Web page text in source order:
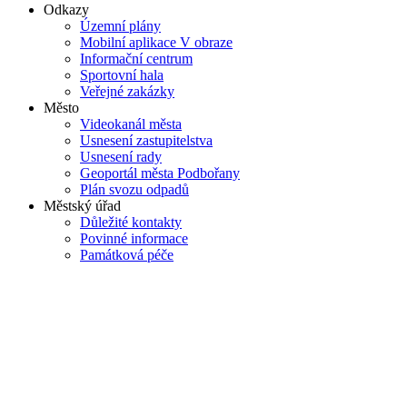
Odkazy
Územní plány
Mobilní aplikace V obraze
Informační centrum
Sportovní hala
Veřejné zakázky
Město
Videokanál města
Usnesení zastupitelstva
Usnesení rady
Geoportál města Podbořany
Plán svozu odpadů
Městský úřad
Důležité kontakty
Povinné informace
Památková péče